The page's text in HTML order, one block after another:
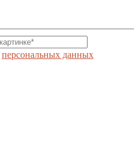
персональных данных